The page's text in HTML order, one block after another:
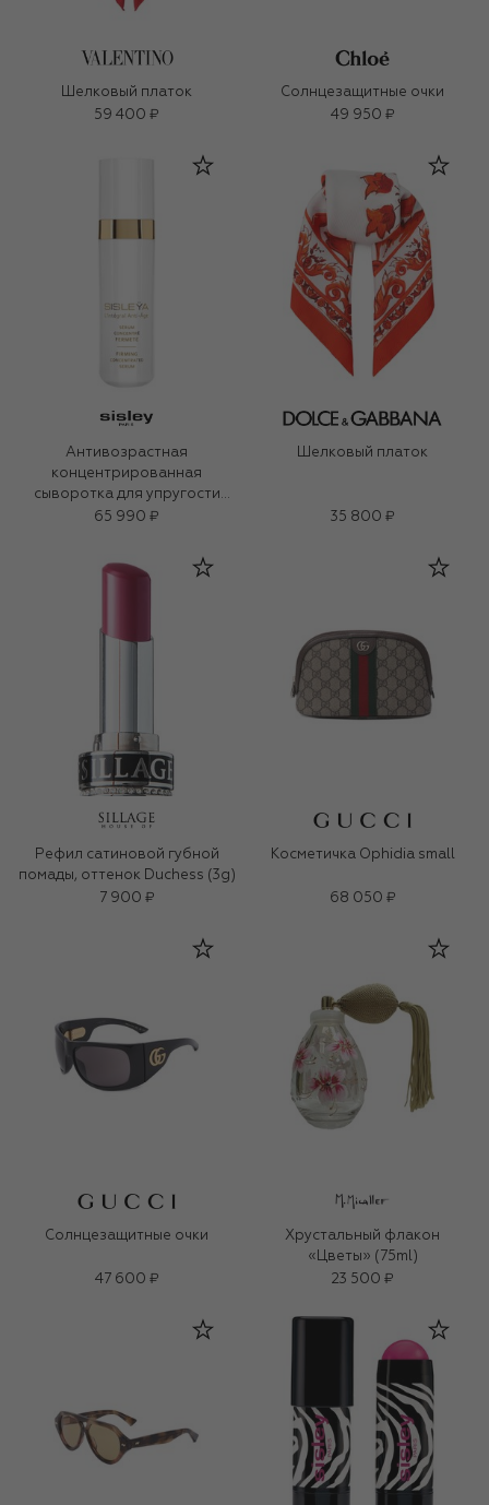
Шелковый платок
59 400 ₽
Солнцезащитные очки
49 950 ₽
Антивозрастная
концентрированная
сыворотка для упругости
кожи (30ml)
65 990 ₽
Шелковый платок
35 800 ₽
Рефил сатиновой губной
помады, оттенок Duchess (3g)
7 900 ₽
Косметичка Ophidia small
68 050 ₽
Солнцезащитные очки
47 600 ₽
Хрустальный флакон
«Цветы» (75ml)
23 500 ₽